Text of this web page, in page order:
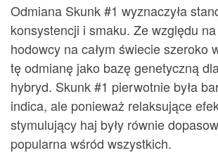
Odmiana Skunk #1 wyznaczyła
konsystencji i smaku. Ze względu
hodowcy na całym świecie szeroko
tę odmianę jako bazę genetyczną
hybryd. Skunk #1 pierwotnie była
indica, ale ponieważ relaksujące
stymulujący haj były równie
popularna wśród wszystkich.